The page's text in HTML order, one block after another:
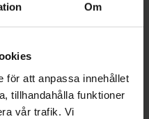
Om
för att anpassa innehållet
tillhandahålla funktioner
vår trafik. Vi